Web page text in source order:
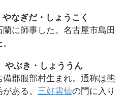
なぎだ・しょうこく
に師事した。名古屋市島田
やぶき・しょううん
郡服部村生まれ。通称は熊
ある。 三好雲仙の門に入り